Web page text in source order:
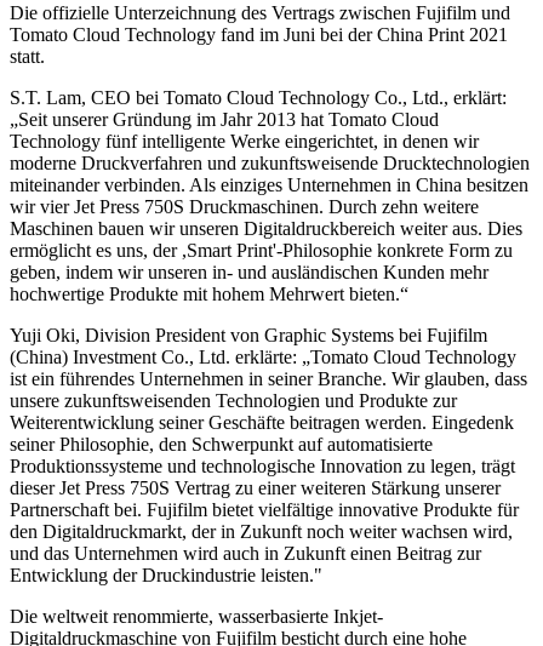
Die offizielle Unterzeichnung des Vertrags zwischen Fujifilm und
Tomato Cloud Technology fand im Juni bei der China Print 2021
statt.
S.T. Lam, CEO bei Tomato Cloud Technology Co., Ltd., erklärt:
„Seit unserer Gründung im Jahr 2013 hat Tomato Cloud
Technology fünf intelligente Werke eingerichtet, in denen wir
moderne Druckverfahren und zukunftsweisende Drucktechnologien
miteinander verbinden. Als einziges Unternehmen in China besitzen
wir vier Jet Press 750S Druckmaschinen. Durch zehn weitere
Maschinen bauen wir unseren Digitaldruckbereich weiter aus. Dies
ermöglicht es uns, der ,Smart Print'-Philosophie konkrete Form zu
geben, indem wir unseren in- und ausländischen Kunden mehr
hochwertige Produkte mit hohem Mehrwert bieten.“
Yuji Oki, Division President von Graphic Systems bei Fujifilm
(China) Investment Co., Ltd. erklärte: „Tomato Cloud Technology
ist ein führendes Unternehmen in seiner Branche. Wir glauben, dass
unsere zukunftsweisenden Technologien und Produkte zur
Weiterentwicklung seiner Geschäfte beitragen werden. Eingedenk
seiner Philosophie, den Schwerpunkt auf automatisierte
Produktionssysteme und technologische Innovation zu legen, trägt
dieser Jet Press 750S Vertrag zu einer weiteren Stärkung unserer
Partnerschaft bei. Fujifilm bietet vielfältige innovative Produkte für
den Digitaldruckmarkt, der in Zukunft noch weiter wachsen wird,
und das Unternehmen wird auch in Zukunft einen Beitrag zur
Entwicklung der Druckindustrie leisten."
Die weltweit renommierte, wasserbasierte Inkjet-
Digitaldruckmaschine von Fujifilm besticht durch eine hohe